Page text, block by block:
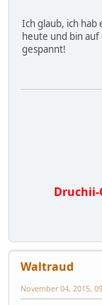
Ich glaub, ich
heute und bin
gespannt!
Druchii-
Waltraud
November 04, 2015,